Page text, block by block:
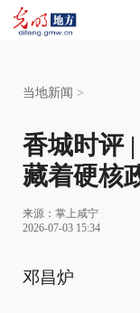
当地新闻 >
香城时评
藏着硬核
来源： 掌上咸宁
2026-07-03 15:34
邓昌炉